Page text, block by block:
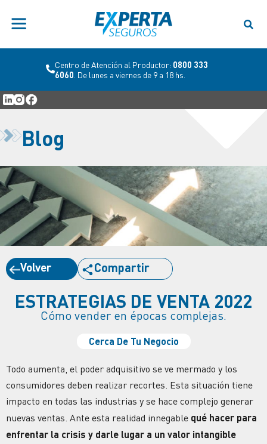
Centro de Atención al Productor: 0800 333
6060 . De lunes a viernes de 9 a 18 hs.
Blog
Volver Compartir
ESTRATEGIAS DE VENTA 2022
Cómo vender en épocas complejas.
Cerca De Tu Negocio
Todo aumenta, el poder adquisitivo se ve mermado y los
consumidores deben realizar recortes. Esta situación tiene
impacto en todas las industrias y se hace complejo generar
nuevas ventas. Ante esta realidad innegable qué hacer para
enfrentar la crisis y darle lugar a un valor intangible